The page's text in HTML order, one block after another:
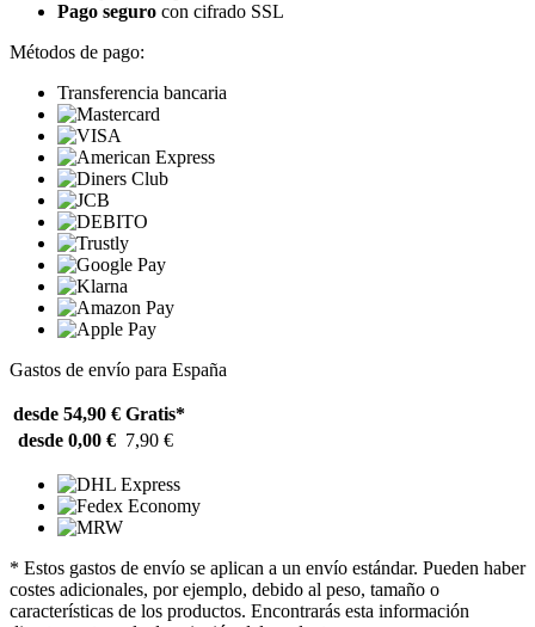
Pago seguro con cifrado SSL
Métodos de pago:
Transferencia bancaria
Gastos de envío para España
desde 54,90 € Gratis*
desde 0,00 € 7,90 €
* Estos gastos de envío se aplican a un envío estándar. Pueden haber
costes adicionales, por ejemplo, debido al peso, tamaño o
características de los productos. Encontrarás esta información